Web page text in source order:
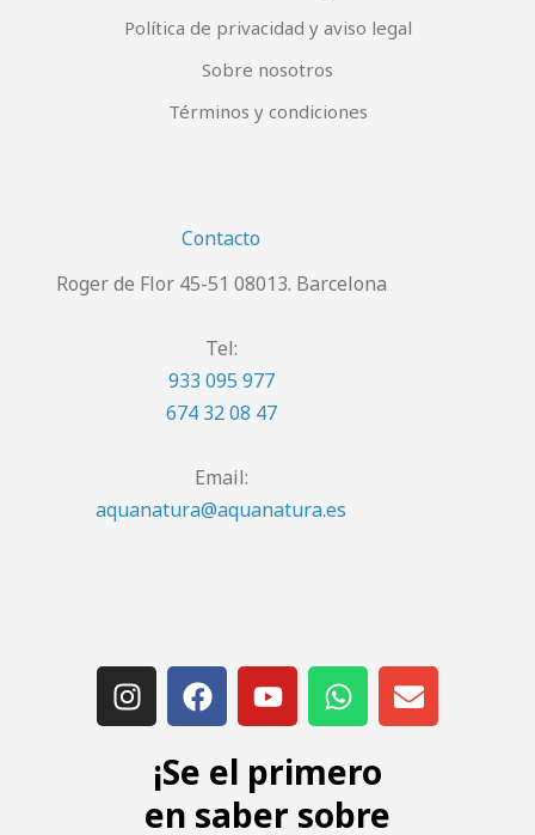
Política de privacidad y aviso legal
Sobre nosotros
Términos y condiciones
Contacto
Roger de Flor 45-51 08013. Barcelona
Tel:
933 095 977
674 32 08 47
Email:
aquanatura@aquanatura.es
¡Se el primero
en saber sobre